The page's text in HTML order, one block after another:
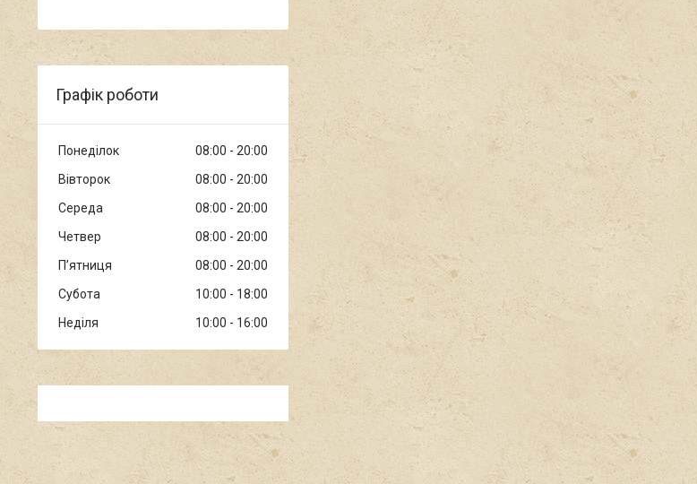
Графік роботи
Понеділок 08:00
20:00
Вівторок
08:00
20:00
Середа
08:00
20:00
Четвер
08:00
20:00
Пʼятниця
08:00
20:00
Субота
10:00
18:00
Неділя
10:00 16:00